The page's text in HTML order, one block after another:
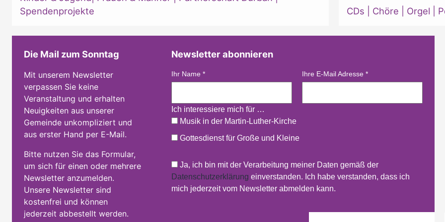
Spendenprojekte
CDs Chöre Orgel
Die Mail zum Sonntag
Mit unserem Newsletter
verpassen Sie keine
Veranstaltung und erhalten
Neuigkeiten aus unserer
Gemeinde unkompliziert und
aus erster Hand per E-Mail.
Bitte nutzen Sie das Formular,
um sich für einen oder mehrere
Newsletter anzumelden.
Unsere Newsletter sind
kostenfrei und können
jederzeit abbestellt werden.
Newsletter abonnieren
Ihr Name * Ihre E-Mail Adresse *
Ich interessiere mich für …
Musik in der Martin-Luther-Kirche
Gottesdienst für Große und Kleine
Ja, ich bin mit der Verarbeitung meiner Daten gemäß der
Datenschutzerklärung einverstanden. Ich habe verstanden, dass ich
mich jederzeit vom Newsletter abmelden kann.